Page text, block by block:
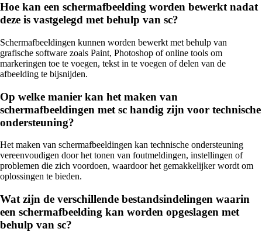
Hoe kan een schermafbeelding worden bewerkt nadat
deze is vastgelegd met behulp van sc?
Schermafbeeldingen kunnen worden bewerkt met behulp van
grafische software zoals Paint, Photoshop of online tools om
markeringen toe te voegen, tekst in te voegen of delen van de
afbeelding te bijsnijden.
Op welke manier kan het maken van
schermafbeeldingen met sc handig zijn voor technische
ondersteuning?
Het maken van schermafbeeldingen kan technische ondersteuning
vereenvoudigen door het tonen van foutmeldingen, instellingen of
problemen die zich voordoen, waardoor het gemakkelijker wordt om
oplossingen te bieden.
Wat zijn de verschillende bestandsindelingen waarin
een schermafbeelding kan worden opgeslagen met
behulp van sc?